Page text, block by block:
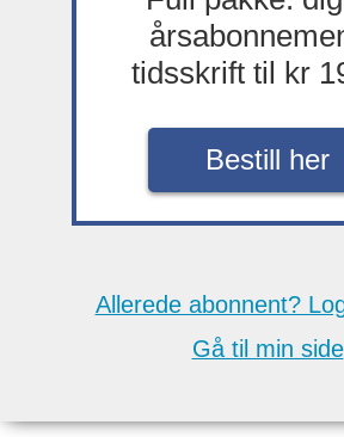
tidsskrift til kr
Bestill her
Allerede abonnent?
Gå til min side